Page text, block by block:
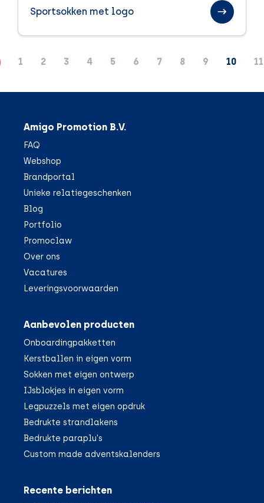
Sportsokken met logo
1 2 3 4 5 6 7 8 9 10 11
Amigo Promotion B.V.
FAQ
Webshop
Brandportal
Unieke relatiegeschenken
Blog
Portfolio
Promoclaw
Over ons
Vacatures
Leveringsvoorwaarden
Aanbevolen producten
Onboardingpakketten
Kerstballen in eigen vorm
Sokken met eigen ontwerp
IJsblokjes in eigen vorm
Legpuzzels met eigen opdruk
Bedrukte strandlakens
Bedrukte paraplu's
Custom made adventskalenders
Recente berichten